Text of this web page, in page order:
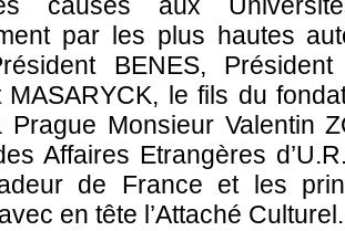
causés aux
par les plus hautes
BENES,
MASARYCK, le fils du
Prague Monsieur Valentin
Affaires Etrangères
de France et les
en tête l’Attaché Culturel.